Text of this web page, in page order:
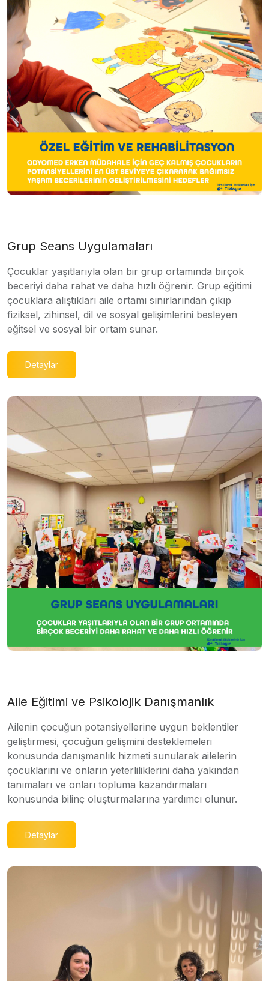
Grup Seans Uygulamaları
Çocuklar yaşıtlarıyla olan bir grup ortamında birçok
beceriyi daha rahat ve daha hızlı öğrenir. Grup eğitimi
çocuklara alıştıkları aile ortamı sınırlarından çıkıp
fiziksel, zihinsel, dil ve sosyal gelişimlerini besleyen
eğitsel ve sosyal bir ortam sunar.
Detaylar
Aile Eğitimi ve Psikolojik Danışmanlık
Ailenin çocuğun potansiyellerine uygun beklentiler
geliştirmesi, çocuğun gelişmini desteklemeleri
konusunda danışmanlık hizmeti sunularak ailelerin
çocuklarını ve onların yeterliliklerini daha yakından
tanımaları ve onları topluma kazandırmaları
konusunda bilinç oluşturmalarına yardımcı olunur.
Detaylar